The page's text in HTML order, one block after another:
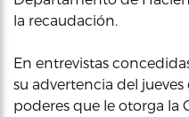
la recaudación.
En entrevistas
su advertencia del
poderes que le otorga la